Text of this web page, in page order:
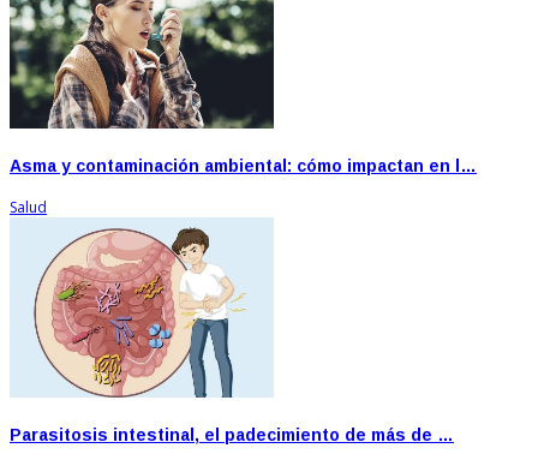
Asma y contaminación ambiental: cómo impactan en l…
Salud
Parasitosis intestinal, el padecimiento de más de …